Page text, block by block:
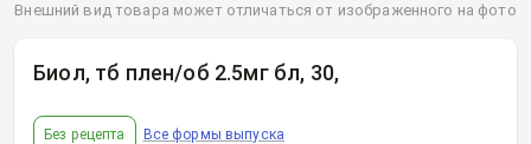
Биол, тб плен/об 2.5мг бл, 30,
Без рецепта Все формы выпуска
Внешний вид товара может отличаться от изображенного на фото